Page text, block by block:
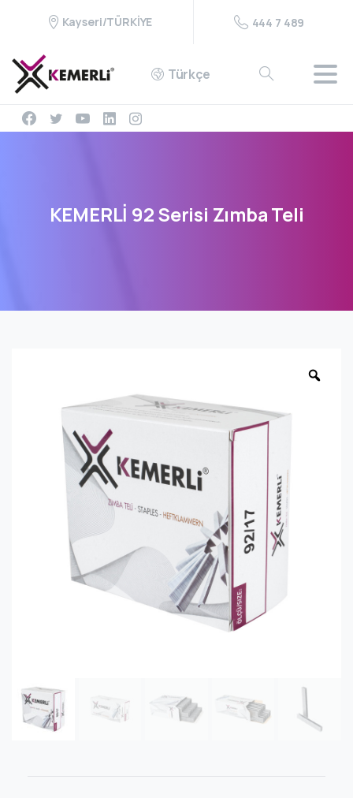
Kayseri/TÜRKİYE 444 7 489
Türkçe
KEMERLİ 92Serisi ZımbaTeli